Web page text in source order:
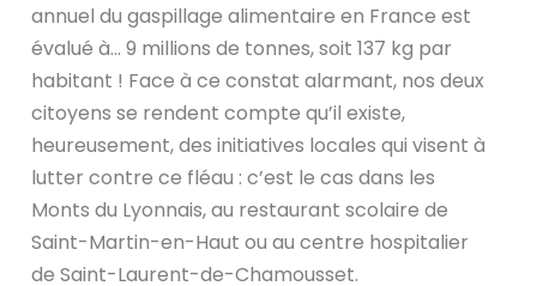
annuel du gaspillage alimentaire en France est
évalué à… 9 millions de tonnes, soit 137 kg par
habitant ! Face à ce constat alarmant, nos deux
citoyens se rendent compte qu’il existe,
heureusement, des initiatives locales qui visent à
lutter contre ce fléau : c’est le cas dans les
Monts du Lyonnais, au restaurant scolaire de
Saint-Martin-en-Haut ou au centre hospitalier
de Saint-Laurent-de-Chamousset.